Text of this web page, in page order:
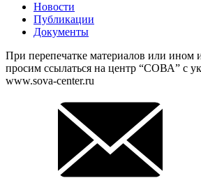
Новости
Публикации
Документы
При перепечатке материалов или ином
просим ссылаться на центр “СОВА” с
www.sova-center.ru